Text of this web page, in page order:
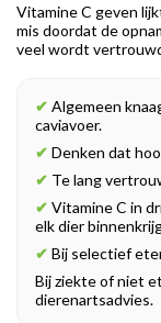
Vitamine C geven
mis doordat de
veel wordt
✔ Algemeen
caviavoer.
✔ Denken dat
✔ Te lang
✔ Vitamine C in
elk dier
✔ Bij selectief
Bij ziekte of niet
dierenartsadvies.